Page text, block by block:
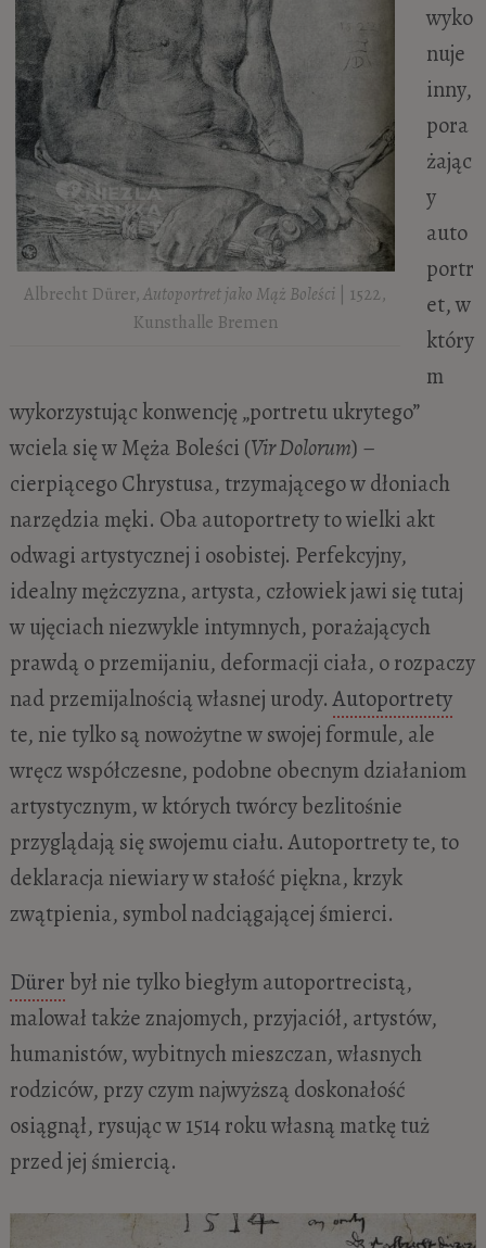
Albrecht Dürer,Autoportret jako Mąż Boleści| 1522,
Kunsthalle Bremen
wyko
nuje
inny,
pora
żając
y
auto
portr
et, w
który
m
wykorzystując konwencję „portretu ukrytego”
wciela się w Męża Boleści (Vir Dolorum) –
cierpiącego Chrystusa, trzymającego w dłoniach
narzędzia męki. Oba autoportrety to wielki akt
odwagi artystycznej i osobistej. Perfekcyjny,
idealny mężczyzna, artysta, człowiek jawi się tutaj
w ujęciach niezwykle intymnych, porażających
prawdą o przemijaniu, deformacji ciała, o rozpaczy
nad przemijalnością własnej urody.Autoportrety
te, nie tylko są nowożytne w swojej formule, ale
wręcz współczesne, podobne obecnym działaniom
artystycznym, w których twórcy bezlitośnie
przyglądają się swojemu ciału. Autoportrety te, to
deklaracja niewiary w stałość piękna, krzyk
zwątpienia, symbol nadciągającej śmierci.
Dürer był nie tylko biegłym autoportrecistą,
malował także znajomych, przyjaciół, artystów,
humanistów, wybitnych mieszczan, własnych
rodziców, przy czym najwyższą doskonałość
osiągnął, rysując w 1514 roku własną matkę tuż
przed jej śmiercią.